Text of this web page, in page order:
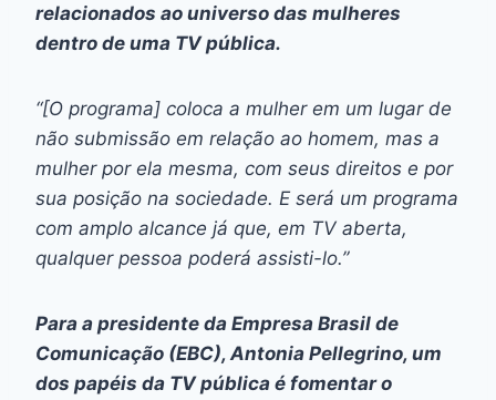
relacionados ao universo das mulheres
dentro de uma TV pública.
“[O programa] coloca a mulher em um lugar de
não submissão em relação ao homem, mas a
mulher por ela mesma, com seus direitos e por
sua posição na sociedade. E será um programa
com amplo alcance já que, em TV aberta,
qualquer pessoa poderá assisti-lo.”
Para a presidente da Empresa Brasil de
Comunicação (EBC), Antonia Pellegrino, um
dos papéis da TV pública é fomentar o